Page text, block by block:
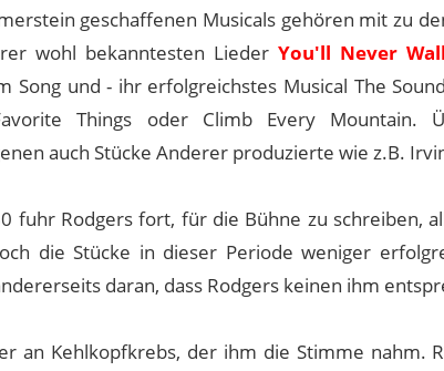
geschaffenen Musicals gehören mit zu
wohl bekanntesten LiederYou'll Never
Song und - ihr erfolgreichstes Musical The
Things oder Climb Every Mountain.
auch Stücke Anderer produzierte wie z.B.
fuhr Rodgers fort, für die Bühne zu schreiben,
die Stücke in dieser Periode weniger
daran, dass Rodgers keinen ihm
an Kehlkopfkrebs, der ihm die Stimme nahm.